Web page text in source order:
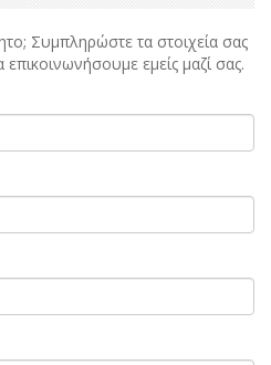
Συμπληρώστε τα στοιχεία σας
εμείς μαζί σας.